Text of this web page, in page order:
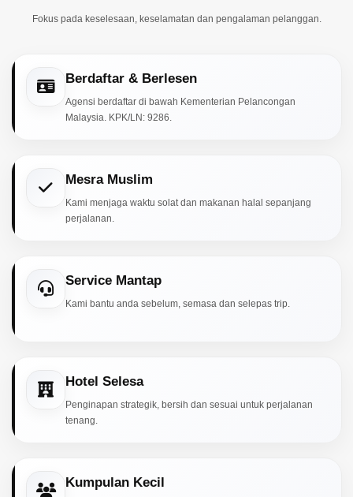
Fokus pada keselesaan, keselamatan dan pengalaman pelanggan.
Berdaftar & Berlesen
Agensi berdaftar di bawah Kementerian Pelancongan
Malaysia. KPK/LN: 9286.
Mesra Muslim
Kami menjaga waktu solat dan makanan halal sepanjang
perjalanan.
Service Mantap
Kami bantu anda sebelum, semasa dan selepas trip.
Hotel Selesa
Penginapan strategik, bersih dan sesuai untuk perjalanan
tenang.
Kumpulan Kecil